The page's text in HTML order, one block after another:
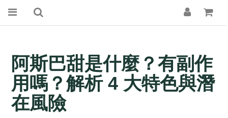
阿斯巴甜是什麼？有副作
用嗎？解析 4 大特色與潛
在風險